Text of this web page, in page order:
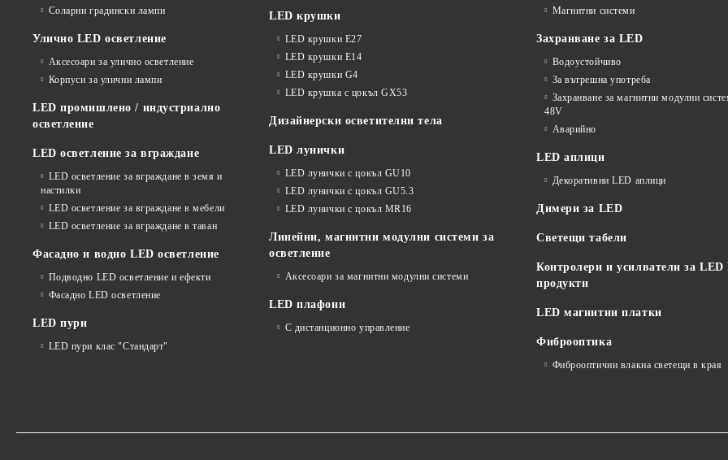
Соларни градински лампи
Улично LED осветление
Аксесоари за улично осветление
Корпуси за улични лампи
LED промишлено / индустриално
осветление
LED осветление за вграждане
LED осветление за вграждане в земя и
настилки
LED осветление за вграждане в мебели
LED осветление за вграждане в таван
Фасадно и водно LED осветление
Подводно LED осветление и ефекти
Фасадно LED осветление
LED пури
LED пури клас "Стандарт"
LED крушки
LED крушки E27
LED крушки E14
LED крушки G4
LED крушка с цокъл GX53
Дизайнерски осветителни тела
LED лунички
LED лунички с цокъл GU10
LED лунички с цокъл GU5.3
LED лунички с цокъл MR16
Линейни, магнитни модулни системи за
осветление
Аксесоари за магнитни модулни системи
LED плафони
С дистанционно управление
Магнитни системи
Захранване за LED
Водоустойчиво
За вътрешна употреба
Захранване за магнитни модулни
48V
Аварийно
LED аплици
Декоративни LED аплици
Димери за LED
Светещи табели
Контролери и усилватели за LED
продукти
LED магнитни платки
Фиброоптика
Фиброоптични влакна светещи в края